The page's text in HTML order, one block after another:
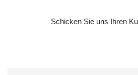
Schicken Sie uns Ihren